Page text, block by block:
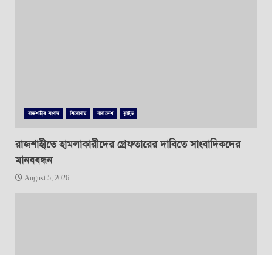
রাজশাহীর সংবাদ শিরোনাম সারাদেশ স্লাইড
রাজশাহীতে হামলাকারীদের গ্রেফতারের দাবিতে সাংবাদিকদের
মানববন্ধন
August 5, 2026